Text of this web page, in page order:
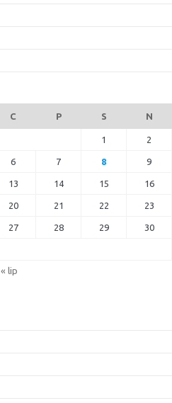
C P S N
1 2
6 7 8 9
13 14 15 16
20 21 22 23
27 28 29 30
« lip